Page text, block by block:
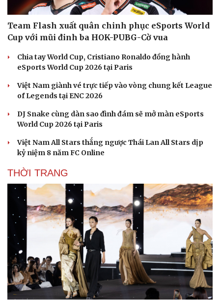
Văn hóa
Giải trí
Team Flash xuất quân chinh phục eSports World
Cup với mũi đinh ba HOK-PUBG-Cờ vua
Chia tay World Cup, Cristiano Ronaldo đồng hành
eSports World Cup 2026 tại Paris
Việt Nam giành vé trực tiếp vào vòng chung kết League
of Legends tại ENC 2026
DJ Snake cùng dàn sao đình đám sẽ mở màn eSports
World Cup 2026 tại Paris
Việt Nam All Stars thắng ngược Thái Lan All Stars dịp
kỷ niệm 8 năm FC Online
THỜI TRANG